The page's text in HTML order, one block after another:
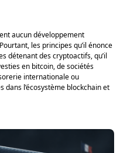
aucun développement
les principes qu’il énonce
détenant des cryptoactifs, qu’il
en bitcoin, de sociétés
internationale ou
dans l’écosystème blockchain et